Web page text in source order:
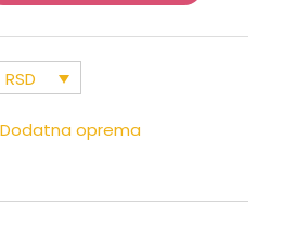
Dodatna oprema